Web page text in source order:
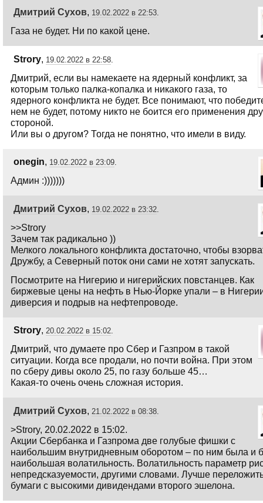
Дмитрий Сухов, 19.02.2022 в 22:53.
Газа не будет. Ни по какой цене.
Strory, 19.02.2022 в 22:58.
Дмитрий, если вы намекаете на ядерный конфликт, за
которым только палка-копалка и никакого газа, то
ядерного конфликта не будет. Все понимают, что
нем не будет, потому никто не боится его применения
стороной.
Или вы о другом? Тогда не понятно, что имели в виду.
onegin, 19.02.2022 в 23:09.
Админ :)))))))
Дмитрий Сухов, 19.02.2022 в 23:32.
>>Strory
Зачем так радикально ))
Мелкого локального конфликта достаточно, чтобы
Дружбу, а Северный поток они сами не хотят запускать.
Посмотрите на Нигерию и нигерийских повстанцев. Как
биржевые цены на нефть в Нью-Йорке упали – в
диверсия и подрыв на нефтепроводе.
Strory, 20.02.2022 в 15:02.
Дмитрий, что думаете про Сбер и Газпром в такой
ситуации. Когда все продали, но почти война. При этом
по сберу дивы около 25, по газу больше 45…
Какая-то очень очень сложная история.
Дмитрий Сухов, 21.02.2022 в 08:38.
>Strory, 20.02.2022 в 15:02.
Акции Сбербанка и Газпрома две голубые фишки с
наибольшим внутридневным оборотом – по ним была и
наибольшая волатильность. Волатильность параметр
непредсказуемости, другими словами. Лучше
бумаги с высокими дивидендами второго эшелона.